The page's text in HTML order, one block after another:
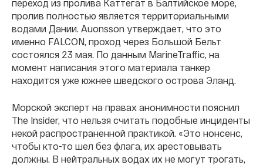
переход из пролива Каттегат в Балтийское море,
пролив полностью является территориальными
водами Дании. Auonsson утверждает, что это
именно FALCON, проход через Большой Бельт
состоялся 23 мая. По данным MarineTraffic, на
момент написания этого материала танкер
находится уже южнее шведского острова Эланд.
Морской эксперт на правах анонимности пояснил
The Insider, что нельзя считать подобные инциденты
некой распространенной практикой. «Это нонсенс,
чтобы кто-то шел без флага, их арестовывать
должны. В нейтральных водах их не могут трогать,